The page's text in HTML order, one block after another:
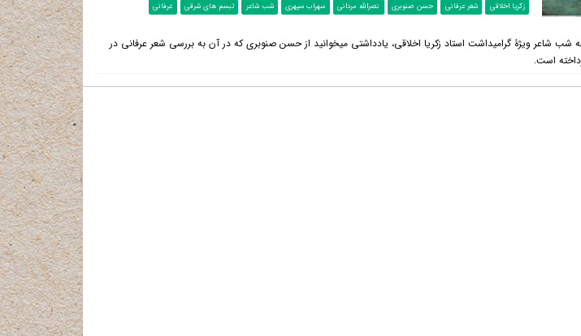
زکریا اخلاقی شعر عرفانی حسن صنوبری نصرالله مردانی سهراب سپهری شب شاعر تبسم های شرقی عرفانی
همزمان با برپایی برنامه شب شاعر ویژۀ گرامی‎داشت استاد زکریا اخلاقی، یادداشتی می‎خوانید از حسن صنوبری که در آن به بررسی شعر عرفانی در